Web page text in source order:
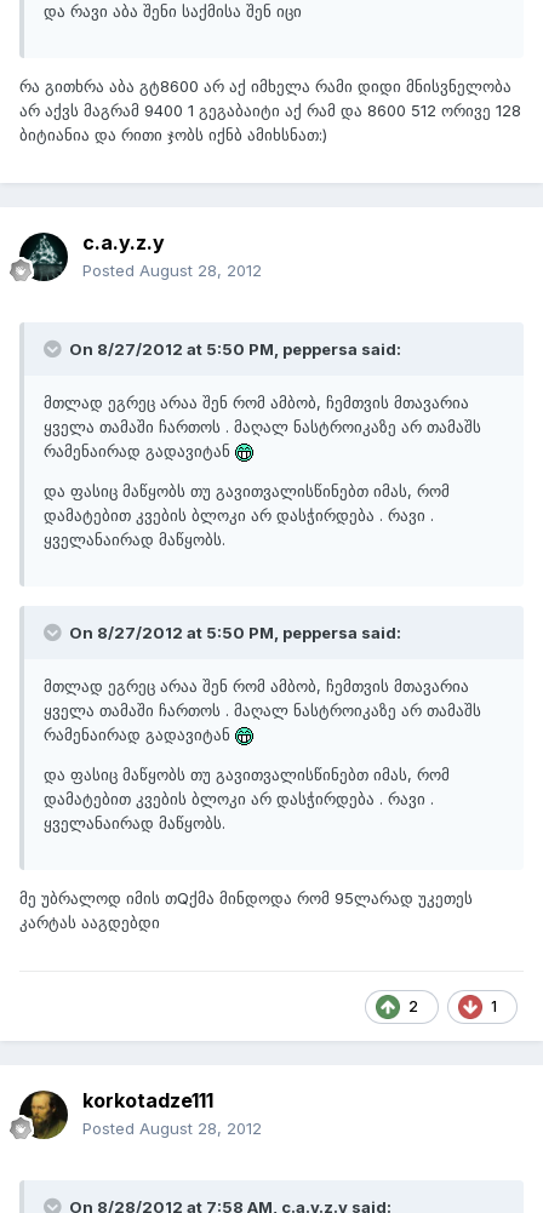
და რავი აბა შენი საქმისა შენ იცი
რა გითხრა აბა გტ8600 არ აქ იმხელა რამი დიდი მნისვნელობა
არ აქვს მაგრამ 9400 1 გეგაბაიტი აქ რამ და 8600 512 ორივე 128
ბიტიანია და რითი ჯობს იქნბ ამიხსნათ:)
c.a.y.z.y
Posted August 28, 2012
On 8/27/2012 at 5:50 PM, peppersa said:
მთლად ეგრეც არაა შენ რომ ამბობ, ჩემთვის მთავარია
ყველა თამაში ჩართოს . მაღალ ნასტროიკაზე არ თამაშს
რამენაირად გადავიტან
და ფასიც მაწყობს თუ გავითვალისწინებთ იმას, რომ
დამატებით კვების ბლოკი არ დასჭირდება . რავი .
ყველანაირად მაწყობს.
On 8/27/2012 at 5:50 PM, peppersa said:
მთლად ეგრეც არაა შენ რომ ამბობ, ჩემთვის მთავარია
ყველა თამაში ჩართოს . მაღალ ნასტროიკაზე არ თამაშს
რამენაირად გადავიტან
და ფასიც მაწყობს თუ გავითვალისწინებთ იმას, რომ
დამატებით კვების ბლოკი არ დასჭირდება . რავი .
ყველანაირად მაწყობს.
მე უბრალოდ იმის თQქმა მინდოდა რომ 95ლარად უკეთეს
კარტას ააგდებდი
2 1
korkotadze111
Posted August 28, 2012
On 8/28/2012 at 7:58 AM, c.a.y.z.y said: